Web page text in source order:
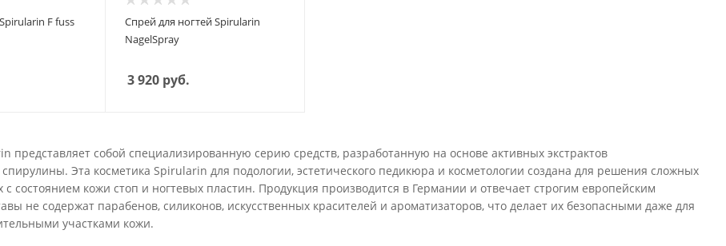
F fuss
Спрей для ногтей Spirularin
NagelSpray
3 920 руб.
представляет собой специализированную серию средств, разработанную на основе активных экстрактов
Эта косметика Spirularin для подологии, эстетического педикюра и косметологии создана для решения сложных
с состоянием кожи стоп и ногтевых пластин. Продукция производится в Германии и отвечает строгим европейским
не содержат парабенов, силиконов, искусственных красителей и ароматизаторов, что делает их безопасными даже для
участками кожи.